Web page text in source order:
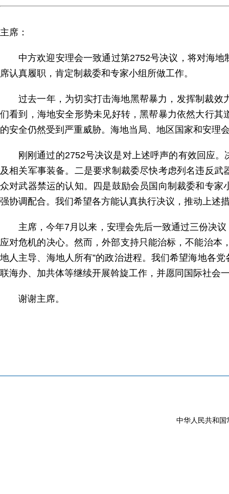
主席：
中方欢迎安理会一致通过第2752号决议，将对海
席认真履职，肯定制裁委和专家小组所做工作。
过去一年，为切实打击海地黑帮暴力，发挥制裁
们看到，海地安全形势未见好转，黑帮暴力依然大行
的安全仍然受到严重威胁。海地当局、地区国家和安理
刚刚通过的2752号决议是对上述呼声的有效回应
及相关军事装备。二是要求制裁委尽快考虑列名违反
众对武器禁运的认知。四是鼓励会员国向制裁委和专
强协调配合。我们希望各方能认真执行决议，推动上述
主席，今年7月以来，安理会先后一致通过三份决
应对危机的决心。然而，外部支持只能治标，不能治本
地人主导、海地人所有”的政治进程。我们希望海地各
联海办、加共体等继续开展斡旋工作，并愿同国际社会
谢谢主席。
中华人民共和国